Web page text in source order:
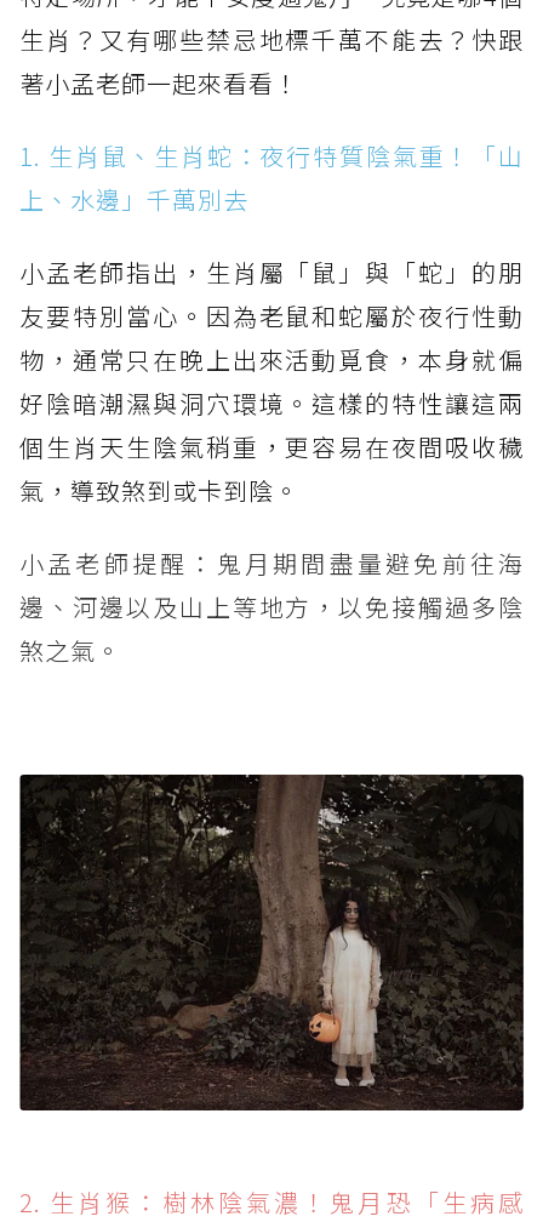
生肖？又有哪些禁忌地標千萬不能去？快跟
著小孟老師一起來看看！
1. 生肖鼠、生肖蛇：夜行特質陰氣重！「山
上、水邊」千萬別去
小孟老師指出，生肖屬「鼠」與「蛇」的朋
友要特別當心。因為老鼠和蛇屬於夜行性動
物，通常只在晚上出來活動覓食，本身就偏
好陰暗潮濕與洞穴環境。這樣的特性讓這兩
個生肖天生陰氣稍重，更容易在夜間吸收穢
氣，導致煞到或卡到陰。
小孟老師提醒：鬼月期間盡量避免前往海
邊、河邊以及山上等地方，以免接觸過多陰
煞之氣。
2. 生肖猴：樹林陰氣濃！鬼月恐「生病感